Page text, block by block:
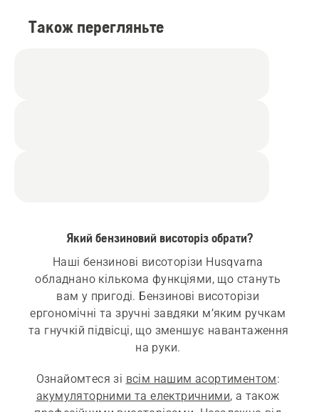
Також перегляньте
Який бензиновий висоторіз обрати?
Наші бензинові висоторізи Husqvarna
обладнано кількома функціями, що стануть
вам у пригоді. Бензинові висоторізи
ергономічні та зручні завдяки м’яким ручкам
та гнучкій підвісці, що зменшує навантаження
Ознайомтеся зі всім нашим асортиментом
акумуляторними та електричними